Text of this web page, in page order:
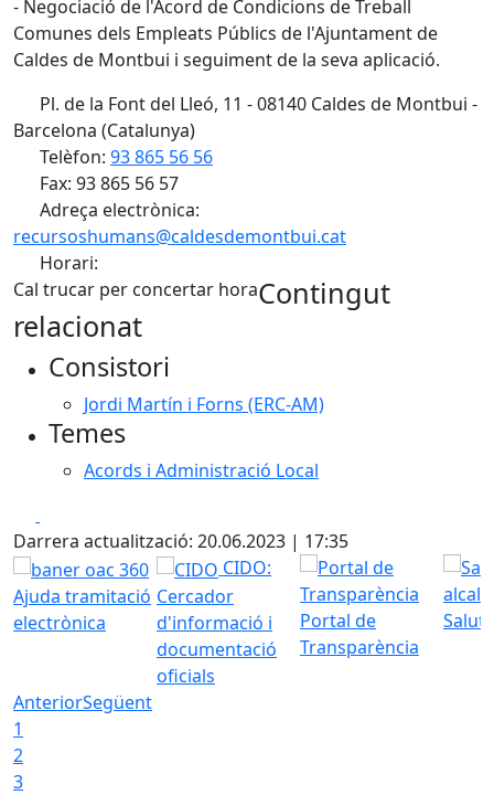
- Negociació de l'Acord de Condicions de Treball
Comunes dels Empleats Públics de l'Ajuntament de
Caldes de Montbui i seguiment de la seva aplicació.
Pl. de la Font del Lleó, 11 - 08140 Caldes de Montbui -
Barcelona (Catalunya)
Telèfon: 93 865 56 56
Fax: 93 865 56 57
Adreça electrònica:
recursoshumans@caldesdemontbui.cat
Horari:
Cal trucar per concertar horaContingut
relacionat
Consistori
Jordi Martín i Forns (ERC-AM)
Temes
Acords i Administració Local
Darrera actualització: 20.06.2023 | 17:35
Ajuda tramitació
electrònica
CIDO:
Cercador
d'informació i
documentació
oficials
Portal de
Transparència
AnteriorSegüent
1
2
3